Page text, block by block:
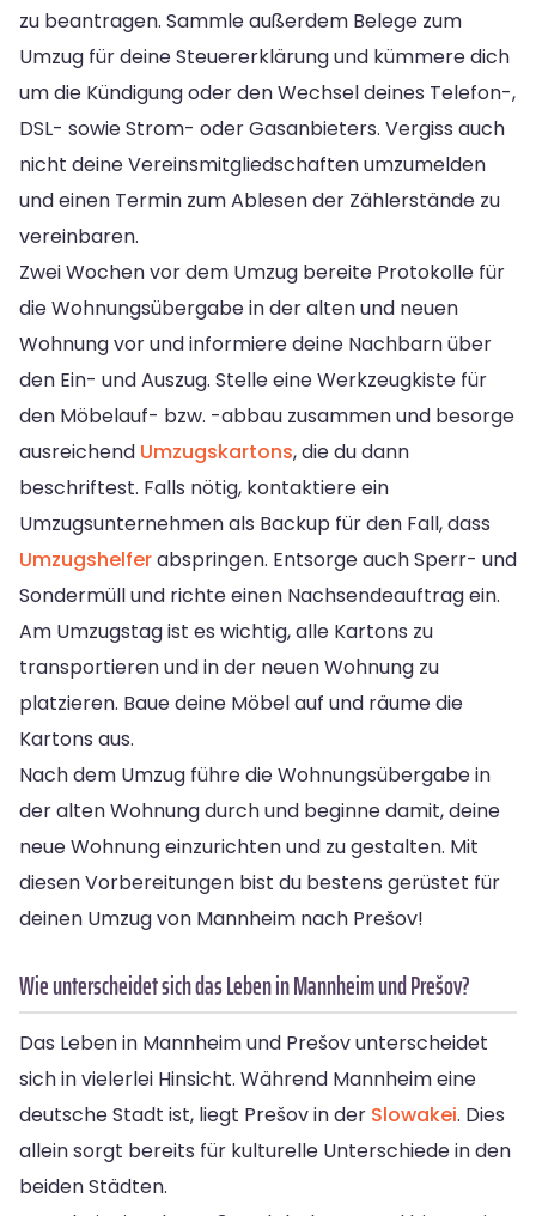
zu beantragen. Sammle außerdem Belege zum
Umzug für deine Steuererklärung und kümmere dich
um die Kündigung oder den Wechsel deines Telefon-,
DSL- sowie Strom- oder Gasanbieters. Vergiss auch
nicht deine Vereinsmitgliedschaften umzumelden
und einen Termin zum Ablesen der Zählerstände zu
vereinbaren.
Zwei Wochen vor dem Umzug bereite Protokolle für
die Wohnungsübergabe in der alten und neuen
Wohnung vor und informiere deine Nachbarn über
den Ein- und Auszug. Stelle eine Werkzeugkiste für
den Möbelauf- bzw. -abbau zusammen und besorge
ausreichend Umzugskartons, die du dann
beschriftest. Falls nötig, kontaktiere ein
Umzugsunternehmen als Backup für den Fall, dass
Umzugshelferabspringen. Entsorge auch Sperr- und
Sondermüll und richte einen Nachsendeauftrag ein.
Am Umzugstag ist es wichtig, alle Kartons zu
transportieren und in der neuen Wohnung zu
platzieren. Baue deine Möbel auf und räume die
Kartons aus.
Nach dem Umzug führe die Wohnungsübergabe in
der alten Wohnung durch und beginne damit, deine
neue Wohnung einzurichten und zu gestalten. Mit
diesen Vorbereitungen bist du bestens gerüstet für
deinen Umzug von Mannheim nach Prešov!
Wie unterscheidet sich das Leben in Mannheim und Prešov?
Das Leben in Mannheim und Prešov unterscheidet
sich in vielerlei Hinsicht. Während Mannheim eine
deutsche Stadt ist, liegt Prešov in der Slowakei. Dies
allein sorgt bereits für kulturelle Unterschiede in den
beiden Städten.